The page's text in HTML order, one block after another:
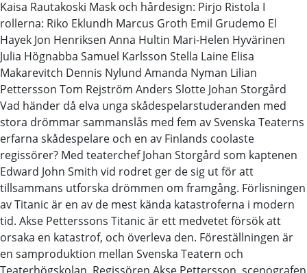
Kaisa Rautakoski Mask och hårdesign: Pirjo Ristola I
rollerna: Riko Eklundh Marcus Groth Emil Grudemo El
Hayek Jon Henriksen Anna Hultin Mari-Helen Hyvärinen
Julia Högnabba Samuel Karlsson Stella Laine Elisa
Makarevitch Dennis Nylund Amanda Nyman Lilian
Pettersson Tom Rejström Anders Slotte Johan Storgård
Vad händer då elva unga skådespelarstuderanden med
stora drömmar sammanslås med fem av Svenska Teaterns
erfarna skådespelare och en av Finlands coolaste
regissörer? Med teaterchef Johan Storgård som kaptenen
Edward John Smith vid rodret ger de sig ut för att
tillsammans utforska drömmen om framgång. Förlisningen
av Titanic är en av de mest kända katastroferna i modern
tid. Akse Petterssons Titanic är ett medvetet försök att
orsaka en katastrof, och överleva den. Föreställningen är
en samproduktion mellan Svenska Teatern och